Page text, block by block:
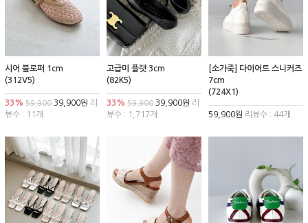
시어 블로퍼 1cm
(312V5)
33% 59,900 39,900원 리
뷰수 : 11개
고급미 플랫 3cm
(82K5)
33% 59,90039,900원 리
뷰수 : 1,717개
[소가죽] 다이어트 스니커즈
7cm
(724X1)
59,900원 리뷰수 : 44개